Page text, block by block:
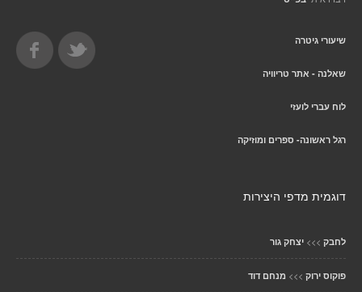
שיעורי גיטרה
שאלנה - אתר טריוויה
לוח עברי לועזי
רגל ראשונה- ספרים ומוזיקה
דוגמית מדפי היצירות
לחבק >>> יצחק גור
פוקוס ירוק >>> מנחם דוד